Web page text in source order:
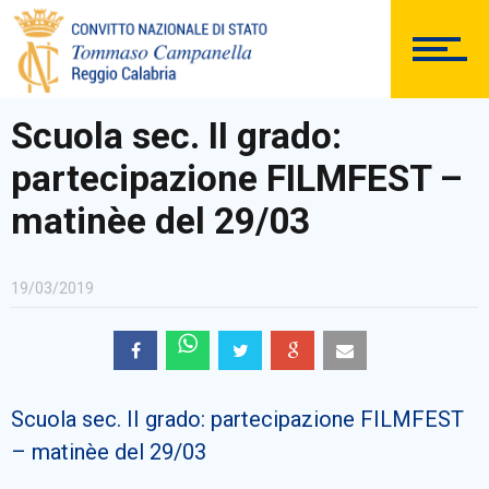
DOCUMENTAZIONE
PERSONALE
BACHECA SINDACALE
Scuola sec. II grado:
partecipazione FILMFEST –
matinèe del 29/03
19/03/2019
Scuola sec. II grado: partecipazione FILMFEST
– matinèe del 29/03